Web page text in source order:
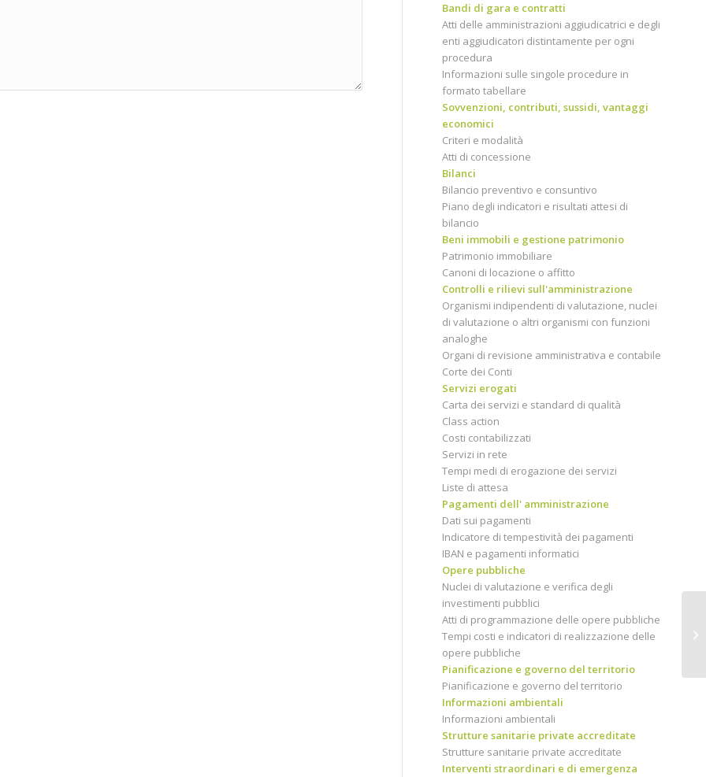
Bandi di gara e contratti
Atti delle amministrazioni aggiudicatrici e degli
enti aggiudicatori distintamente per ogni
procedura
Informazioni sulle singole procedure in
formato tabellare
Sovvenzioni, contributi, sussidi, vantaggi
economici
Criteri e modalità
Atti di concessione
Bilanci
Bilancio preventivo e consuntivo
Piano degli indicatori e risultati attesi di
bilancio
Beni immobili e gestione patrimonio
Patrimonio immobiliare
Canoni di locazione o affitto
Controlli e rilievi sull'amministrazione
Organismi indipendenti di valutazione, nuclei
di valutazione o altri organismi con funzioni
analoghe
Organi di revisione amministrativa e contabile
Corte dei Conti
Servizi erogati
Carta dei servizi e standard di qualità
Class action
Costi contabilizzati
Servizi in rete
Tempi medi di erogazione dei servizi
Liste di attesa
Pagamenti dell' amministrazione
Dati sui pagamenti
Indicatore di tempestività dei pagamenti
IBAN e pagamenti informatici
Opere pubbliche
Nuclei di valutazione e verifica degli
investimenti pubblici
Atti di programmazione delle opere pubbliche
Tempi costi e indicatori di realizzazione delle
opere pubbliche
Pianificazione e governo del territorio
Pianificazione e governo del territorio
Informazioni ambientali
Informazioni ambientali
Strutture sanitarie private accreditate
Strutture sanitarie private accreditate
Interventi straordinari e di emergenza